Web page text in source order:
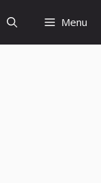
Menu